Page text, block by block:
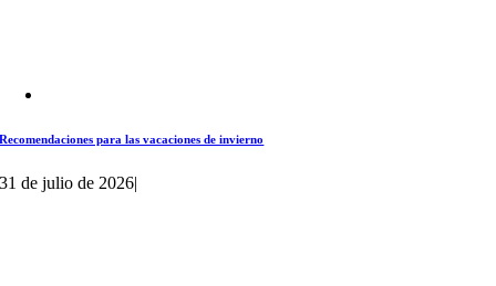
Recomendaciones para las vacaciones de invierno
31 de julio de 2026|